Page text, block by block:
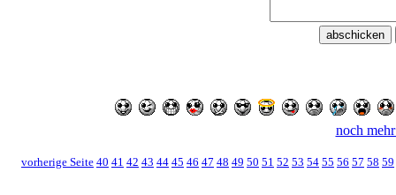
noch
vorherige Seite 40 41 42 43 44 45 46 47 48 49 50 51 52 53 54 55 56 57 58 59